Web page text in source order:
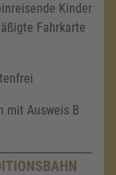
Kinder
Fahrkarte
mit Ausweis B